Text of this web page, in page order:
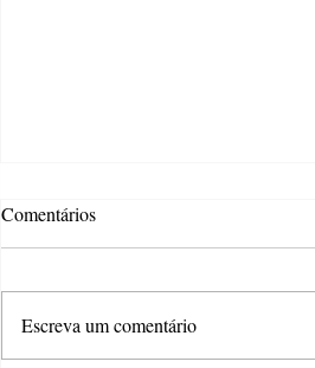
Comentários
Escreva um comentário